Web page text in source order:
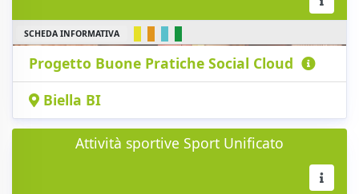
SCHEDA INFORMATIVA
Progetto Buone Pratiche Social Cloud
Biella BI
Attività sportive Sport Unificato